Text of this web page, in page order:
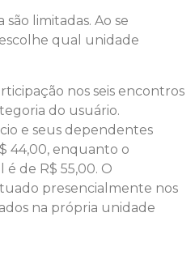
são limitadas. Ao se
qual unidade
nos seis encontros
do usuário.
e seus dependentes
44,00, enquanto o
de R$ 55,00. O
presencialmente nos
na própria unidade